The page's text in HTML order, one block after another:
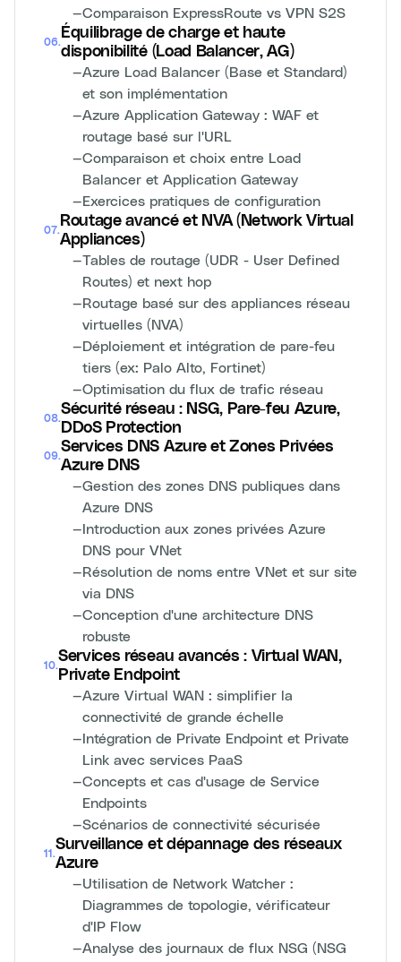
—Comparaison ExpressRoute vs VPN S2S
06.
Équilibrage de charge et haute
disponibilité (Load Balancer, AG)
—Azure Load Balancer (Base et Standard)
et son implémentation
—Azure Application Gateway : WAF et
routage basé sur l'URL
—Comparaison et choix entre Load
Balancer et Application Gateway
—Exercices pratiques de configuration
07.
Routage avancé et NVA (Network Virtual
Appliances)
—Tables de routage (UDR - User Defined
Routes) et next hop
—Routage basé sur des appliances réseau
virtuelles (NVA)
—Déploiement et intégration de pare-feu
tiers (ex: Palo Alto, Fortinet)
—Optimisation du flux de trafic réseau
08.
Sécurité réseau : NSG, Pare-feu Azure,
DDoS Protection
09.
Services DNS Azure et Zones Privées
Azure DNS
—Gestion des zones DNS publiques dans
Azure DNS
—Introduction aux zones privées Azure
DNS pour VNet
—Résolution de noms entre VNet et sur site
via DNS
—Conception d'une architecture DNS
robuste
10.
Services réseau avancés : Virtual WAN,
Private Endpoint
—Azure Virtual WAN : simplifier la
connectivité de grande échelle
—Intégration de Private Endpoint et Private
Link avec services PaaS
—Concepts et cas d'usage de Service
Endpoints
—Scénarios de connectivité sécurisée
11 .
Surveillance et dépannage des réseaux
Azure
—Utilisation de Network Watcher :
Diagrammes de topologie, vérificateur
d'IP Flow
—Analyse des journaux de flux NSG (NSG